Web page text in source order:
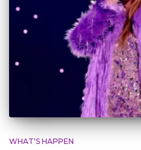
WHAT'S HAPPEN